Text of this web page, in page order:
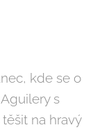
kde se o
s
na hravý